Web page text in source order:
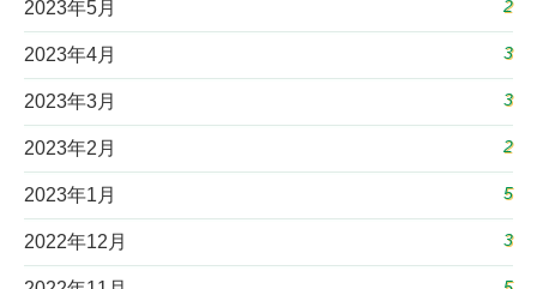
2023年5月 2
2023年4月 3
2023年3月 3
2023年2月 2
2023年1月 5
2022年12月 3